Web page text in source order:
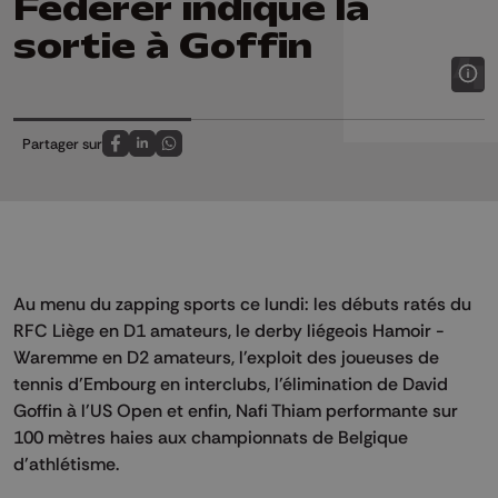
sortie à Goffin
Partager sur
Partagez sur FaceBook
Partagez sur LinkedIn
Partagez sur Whatsapp
Au menu du zapping sports ce lundi: les débuts ratés du
RFC Liège en D1 amateurs, le derby liégeois Hamoir -
Waremme en D2 amateurs, l'exploit des joueuses de
tennis d'Embourg en interclubs, l'élimination de David
Goffin à l'US Open et enfin, Nafi Thiam performante sur
100 mètres haies aux championnats de Belgique
d'athlétisme.